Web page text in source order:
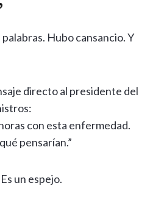
Hubo cansancio. Y
directo al presidente del
con esta enfermedad.
pensarían.”
un espejo.